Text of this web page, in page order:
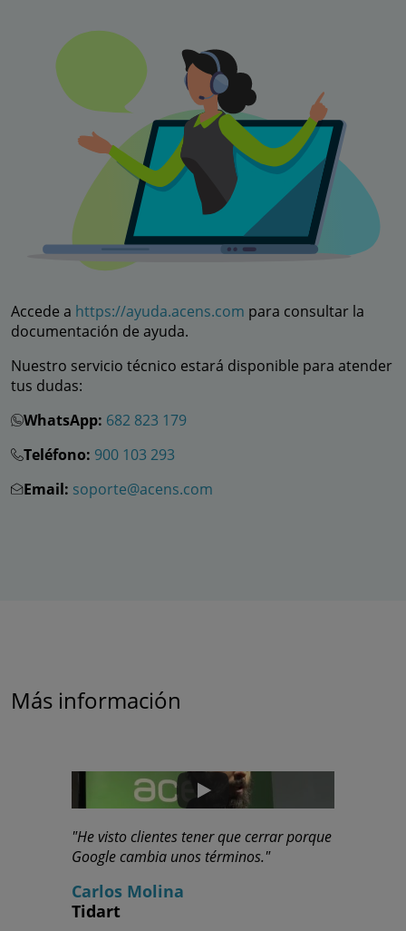
Accede a https://ayuda.acens.com para consultar la
documentación de ayuda.
Nuestro servicio técnico estará disponible para atender
tus dudas:
WhatsApp: 682 823 179
Teléfono: 900 103 293
Email: soporte@acens.com
Más información
"He visto clientes tener que cerrar porque
Google cambia unos términos."
Carlos Molina
Tidart